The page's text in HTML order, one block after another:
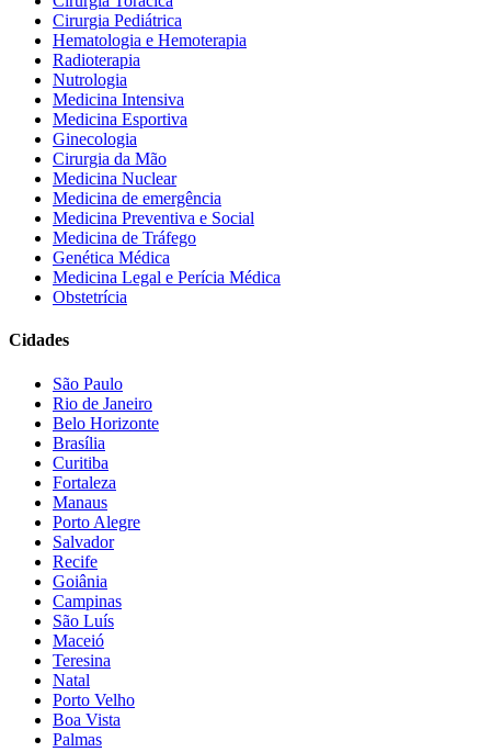
Cirurgia Pediátrica
Hematologia e Hemoterapia
Radioterapia
Nutrologia
Medicina Intensiva
Medicina Esportiva
Ginecologia
Cirurgia da Mão
Medicina Nuclear
Medicina de emergência
Medicina Preventiva e Social
Medicina de Tráfego
Genética Médica
Medicina Legal e Perícia Médica
Obstetrícia
Cidades
São Paulo
Rio de Janeiro
Belo Horizonte
Brasília
Curitiba
Fortaleza
Manaus
Porto Alegre
Salvador
Recife
Goiânia
Campinas
São Luís
Maceió
Teresina
Natal
Porto Velho
Boa Vista
Palmas